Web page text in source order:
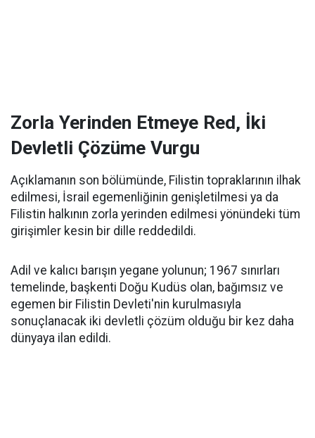
Zorla Yerinden Etmeye Red, İki
Devletli Çözüme Vurgu
Açıklamanın son bölümünde, Filistin topraklarının ilhak
edilmesi, İsrail egemenliğinin genişletilmesi ya da
Filistin halkının zorla yerinden edilmesi yönündeki tüm
girişimler kesin bir dille reddedildi.
Adil ve kalıcı barışın yegane yolunun; 1967 sınırları
temelinde, başkenti Doğu Kudüs olan, bağımsız ve
egemen bir Filistin Devleti'nin kurulmasıyla
sonuçlanacak iki devletli çözüm olduğu bir kez daha
dünyaya ilan edildi.